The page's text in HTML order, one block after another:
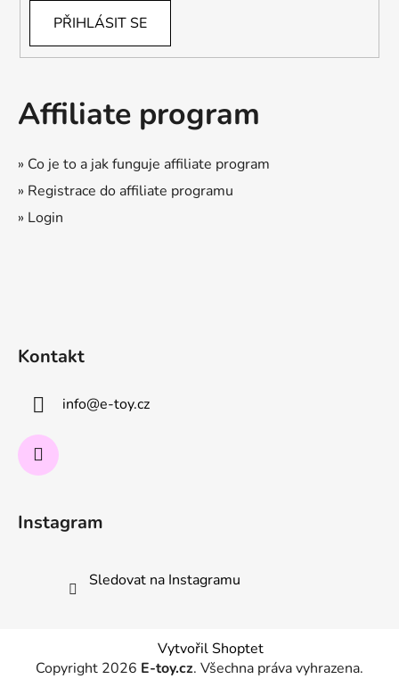
PŘIHLÁSIT SE
Affiliate program
» Co je to a jak funguje affiliate program
» Registrace do affiliate programu
» Login
Kontakt
info@e-toy.cz
Instagram
Sledovat na Instagramu
Vytvořil Shoptet
Copyright 2026 E-toy.cz. Všechna práva vyhrazena.